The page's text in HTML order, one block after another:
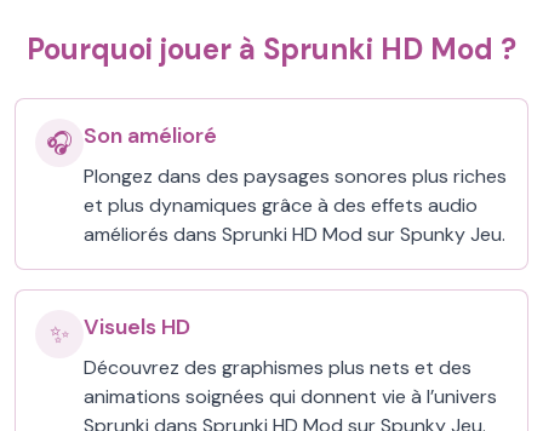
Pourquoi jouer à Sprunki HD Mod ?
🎧 Son amélioré
Plongez dans des paysages sonores plus riches
et plus dynamiques grâce à des effets audio
améliorés dans Sprunki HD Mod sur Spunky Jeu.
✨ Visuels HD
Découvrez des graphismes plus nets et des
animations soignées qui donnent vie à l’univers
Sprunki dans Sprunki HD Mod sur Spunky Jeu.